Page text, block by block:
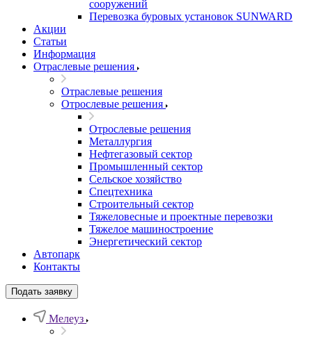
сооружений
Перевозка буровых установок SUNWARD
Акции
Статьи
Информация
Отраслевые решения
Отраслевые решения
Отрослевые решения
Отрослевые решения
Металлургия
Нефтегазовый сектор
Промышленный сектор
Сельское хозяйство
Спецтехника
Строительный сектор
Тяжеловесные и проектные перевозки
Тяжелое машиностроение
Энергетический сектор
Автопарк
Контакты
Подать заявку
Мелеуз